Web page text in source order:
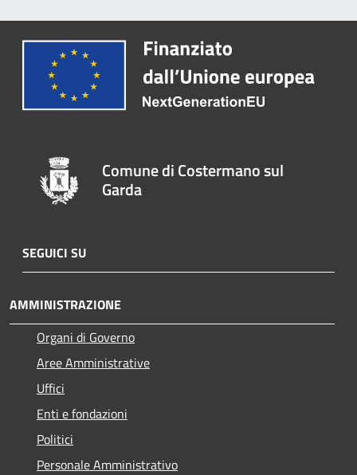
Comune di Costermano sul
Garda
SEGUICI SU
AMMINISTRAZIONE
Organi di Governo
Aree Amministrative
Uffici
Enti e fondazioni
Politici
Personale Amministrativo